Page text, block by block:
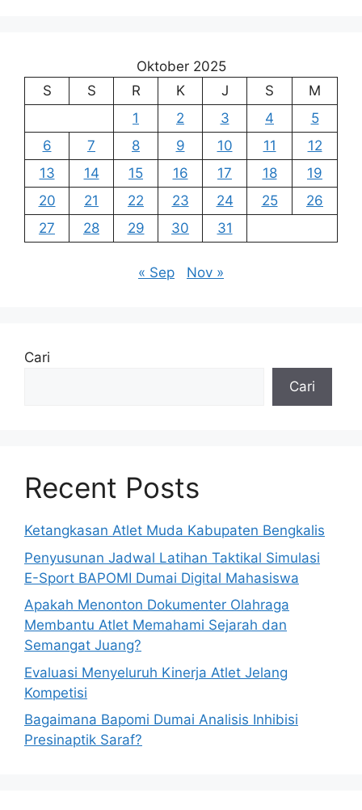
Oktober 2025
S
S R K J S
M
1
2 3 4
5
6
7 8 9 10 11
12
13
14 15 16 17 18
19
20
21 22 23 24 25
26
27
28 29 30 31
« Sep Nov »
Cari
Cari
Recent Posts
Ketangkasan Atlet Muda Kabupaten Bengkalis
Penyusunan Jadwal Latihan Taktikal Simulasi
E-Sport BAPOMI Dumai Digital Mahasiswa
Apakah Menonton Dokumenter Olahraga
Membantu Atlet Memahami Sejarah dan
Semangat Juang?
Evaluasi Menyeluruh Kinerja Atlet Jelang
Kompetisi
Bagaimana Bapomi Dumai Analisis Inhibisi
Presinaptik Saraf?